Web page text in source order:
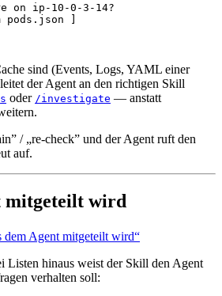
on ip-10-0-3-14?
]
sind (Events, Logs, YAML einer
der Agent an den richtigen Skill
oder /investigate — anstatt
/ „re-check” und der Agent ruft den
auf.
mitgeteilt wird
dem Agent mitgeteilt wird“
Listen hinaus weist der Skill den Agent
verhalten soll: